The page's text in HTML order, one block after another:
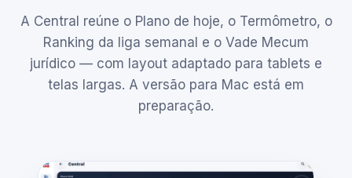
A Central reúne o Plano de hoje, o Termômetro, o
Ranking da liga semanal e o Vade Mecum
jurídico — com layout adaptado para tablets e
telas largas. A versão para Mac está em
preparação.